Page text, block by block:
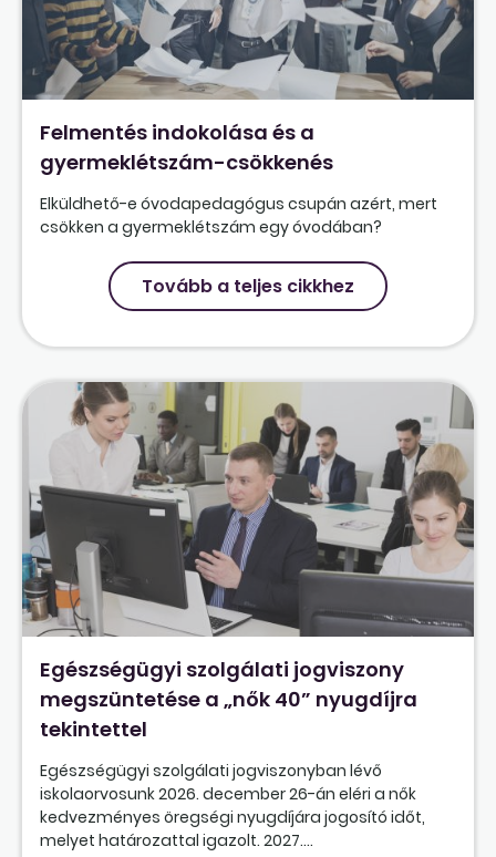
Felmentés indokolása és a
gyermeklétszám-csökkenés
Elküldhető-e óvodapedagógus csupán azért, mert
csökken a gyermeklétszám egy óvodában?
Tovább a teljes cikkhez
Egészségügyi szolgálati jogviszony
megszüntetése a „nők 40” nyugdíjra
tekintettel
Egészségügyi szolgálati jogviszonyban lévő
iskolaorvosunk 2026. december 26-án eléri a nők
kedvezményes öregségi nyugdíjára jogosító időt,
melyet határozattal igazolt. 2027....